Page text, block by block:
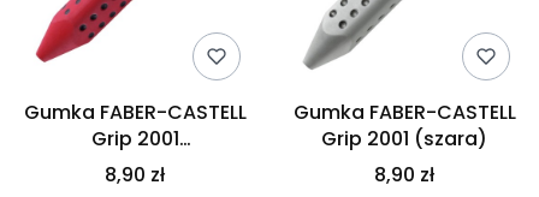
Gumka FABER-CASTELL
Grip 2001
(czerwona/niebieska)
8,90 zł
Gumka FABER-CASTELL
Grip 2001 (szara)
8,90 zł